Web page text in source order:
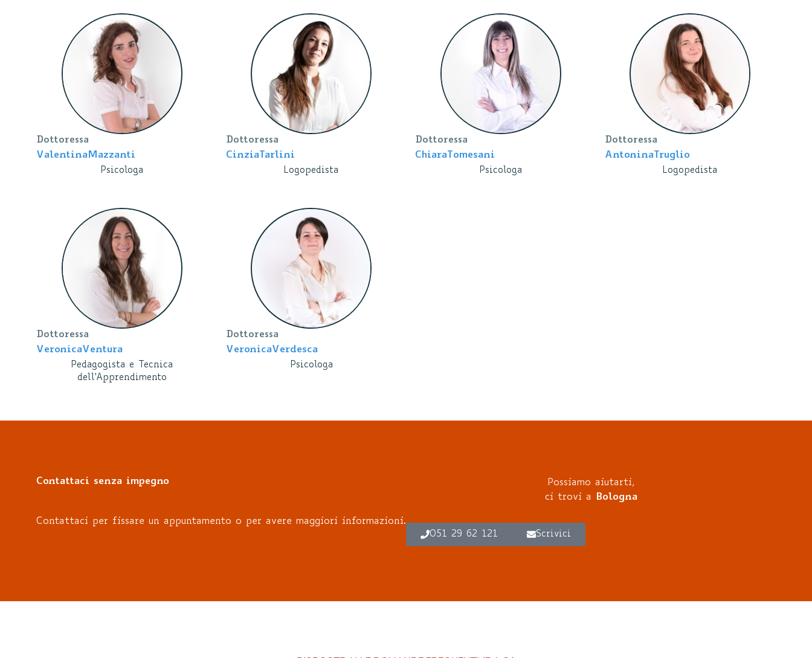
Dottoressa
Valentina Mazzanti
Psicologa
Dottoressa
CinziaTarlini
Logopedista
Dottoressa
Chiara Tomesani
Psicologa
Dottoressa
AntoninaTruglio
Logopedista
Dottoressa
VeronicaVentura
Pedagogista e Tecnica
dell'Apprendimento
Dottoressa
VeronicaVerdesca
Psicologa
Contattaci senza impegno
Contattaci per fissare un appuntamento o per avere maggiori informazioni.
Possiamo aiutarti,
ci trovi a
Bologna
051 29 62 121 Scrivici